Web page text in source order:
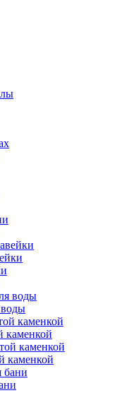
каменкой
каменкой